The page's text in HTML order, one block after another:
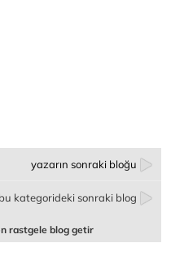
yazarın sonraki bloğu
bu kategorideki sonraki blog
rastgele blog getir